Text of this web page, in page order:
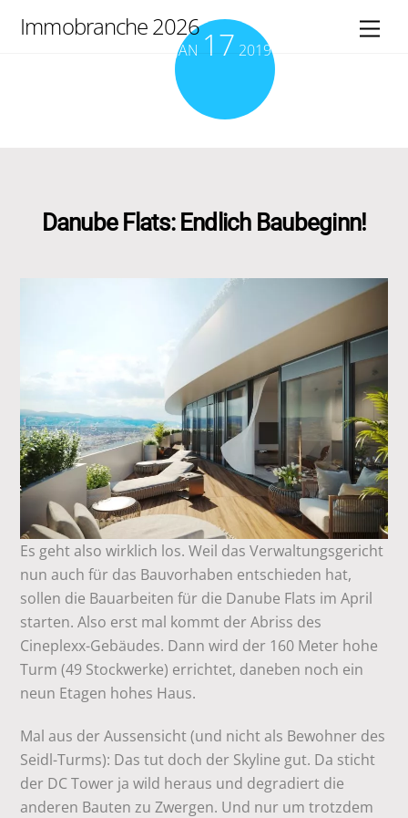
Immobranche 2026
JAN 17 2019
Danube Flats: Endlich Baubeginn!
Es geht also wirklich los. Weil das Verwaltungsgericht
nun auch für das Bauvorhaben entschieden hat,
sollen die Bauarbeiten für die Danube Flats im April
starten. Also erst mal kommt der Abriss des
Cineplexx-Gebäudes. Dann wird der 160 Meter hohe
Turm (49 Stockwerke) errichtet, daneben noch ein
neun Etagen hohes Haus.
Mal aus der Aussensicht (und nicht als Bewohner des
Seidl-Turms): Das tut doch der Skyline gut. Da sticht
der DC Tower ja wild heraus und degradiert die
anderen Bauten zu Zwergen. Und nur um trotzdem